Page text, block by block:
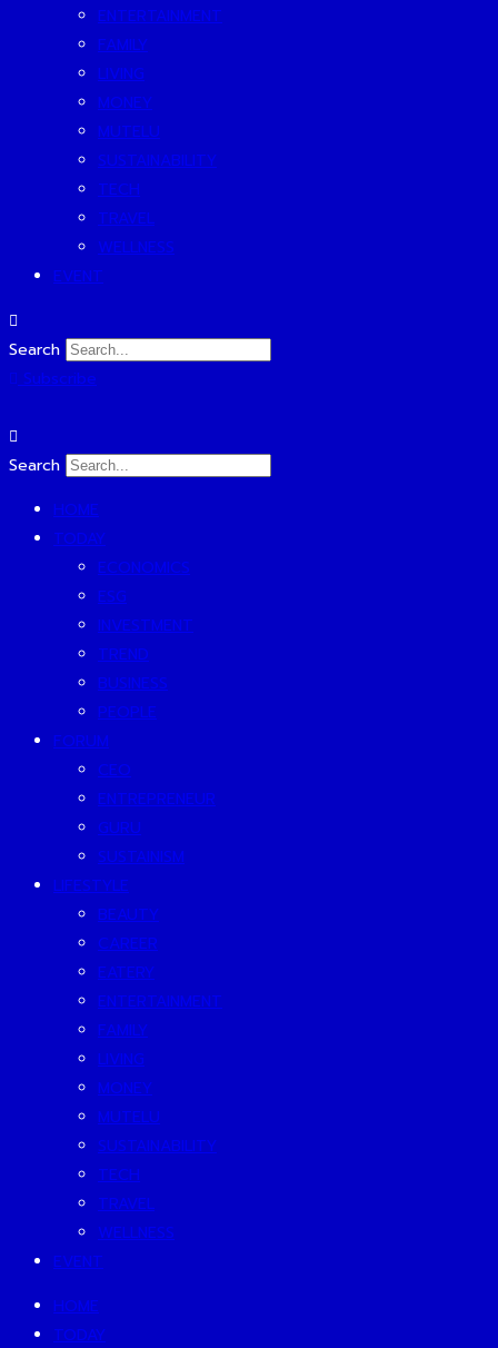
ENTERTAINMENT
FAMILY
LIVING
MONEY
MUTELU
SUSTAINABILITY
TECH
TRAVEL
WELLNESS
EVENT
Search
Subscribe
Search
HOME
TODAY
ECONOMICS
ESG
INVESTMENT
TREND
BUSINESS
PEOPLE
FORUM
CEO
ENTREPRENEUR
GURU
SUSTAINISM
LIFESTYLE
BEAUTY
CAREER
EATERY
ENTERTAINMENT
FAMILY
LIVING
MONEY
MUTELU
SUSTAINABILITY
TECH
TRAVEL
WELLNESS
EVENT
HOME
TODAY